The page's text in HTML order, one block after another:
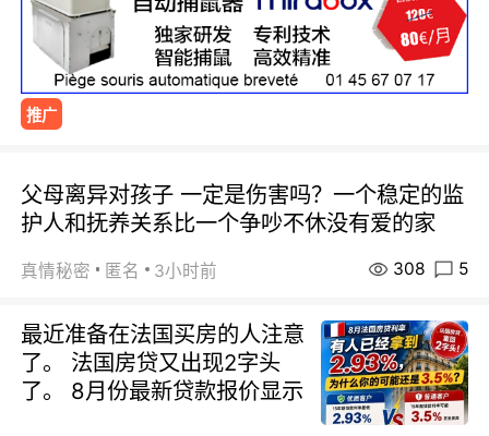
推广
父母离异对孩子 一定是伤害吗？一个稳定的监
护人和抚养关系比一个争吵不休没有爱的家
真情秘密 匿名 3小时前 308 5
最近准备在法国买房的人注意
了。 法国房贷又出现2字头
了。 8月份最新贷款报价显示